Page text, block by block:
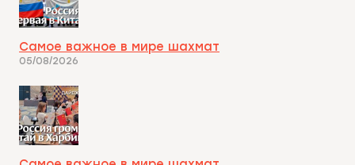
Самое важное в мире шахмат
05/08/2026